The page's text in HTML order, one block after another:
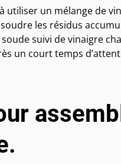
utiliser un mélange de
les résidus
suivi de vinaigre
un court temps